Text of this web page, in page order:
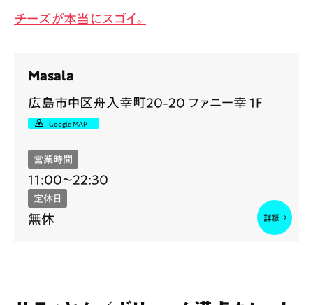
チーズが本当にスゴイ。
Masala
広島市中区舟入幸町20-20 ファニー幸 1F
Google MAP
営業時間
11:00～22:30
定休日
無休